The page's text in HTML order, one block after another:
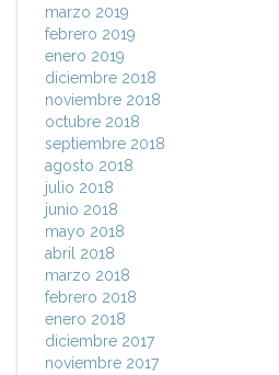
marzo 2019
febrero 2019
enero 2019
diciembre 2018
noviembre 2018
octubre 2018
septiembre 2018
agosto 2018
julio 2018
junio 2018
mayo 2018
abril 2018
marzo 2018
febrero 2018
enero 2018
diciembre 2017
noviembre 2017